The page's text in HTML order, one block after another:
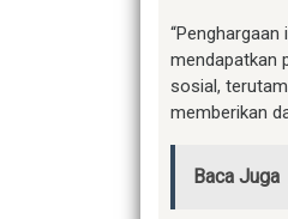
mendapatkan
sosial,
memberikan
Baca Juga